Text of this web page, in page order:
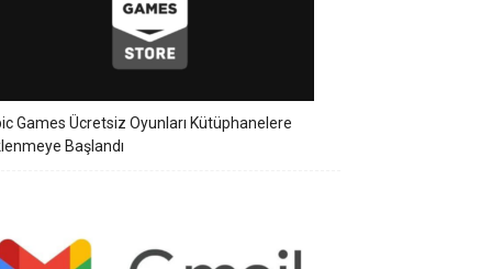
Games Ücretsiz Oyunları Kütüphanelere
Başlandı